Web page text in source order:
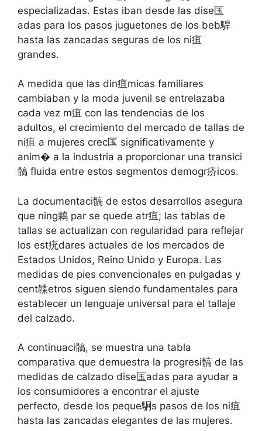
especializadas. Estas iban desde las dise匤
adas para los pasos juguetones de los beb駻
hasta las zancadas seguras de los ni疽
grandes.
A medida que las din疽micas familiares
cambiaban y la moda juvenil se entrelazaba
cada vez m疽 con las tendencias de los
adultos, el crecimiento del mercado de tallas de
ni疽 a mujeres crec匤 significativamente y
anim� a la industria a proporcionar una transici
髇 fluida entre estos segmentos demogr疥icos.
La documentaci髇 de estos desarrollos asegura
que ning鷅 par se quede atr疽; las tablas de
tallas se actualizan con regularidad para reflejar
los est疣dares actuales de los mercados de
Estados Unidos, Reino Unido y Europa. Las
medidas de pies convencionales en pulgadas y
cent韘etros siguen siendo fundamentales para
establecer un lenguaje universal para el tallaje
del calzado.
A continuaci髇, se muestra una tabla
comparativa que demuestra la progresi髇 de las
medidas de calzado dise匤adas para ayudar a
los consumidores a encontrar el ajuste
perfecto, desde los peque駉s pasos de los ni疽
hasta las zancadas elegantes de las mujeres.